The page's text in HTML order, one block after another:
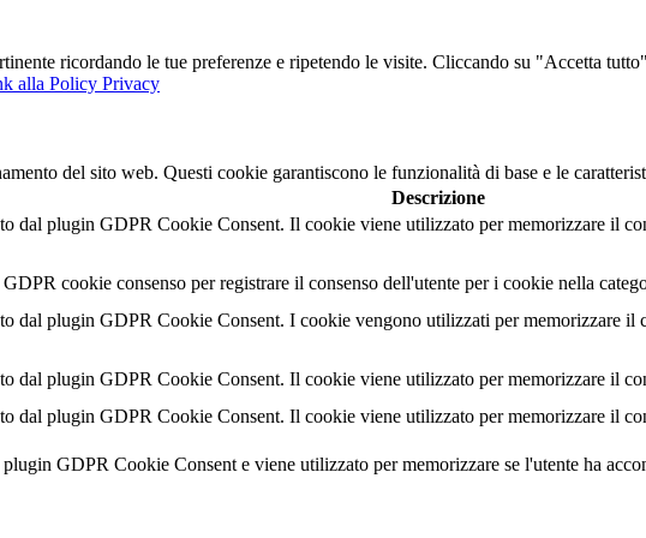
ricordando le tue preferenze e ripetendo le visite. Cliccando su "Accetta
alla Policy Privacy
del sito web. Questi cookie garantiscono le funzionalità di base e le
Descrizione
dal plugin GDPR Cookie Consent. Il cookie viene utilizzato per memorizzare il
cookie consenso per registrare il consenso dell'utente per i cookie nella
dal plugin GDPR Cookie Consent. I cookie vengono utilizzati per memorizzare il
dal plugin GDPR Cookie Consent. Il cookie viene utilizzato per memorizzare il
dal plugin GDPR Cookie Consent. Il cookie viene utilizzato per memorizzare il
GDPR Cookie Consent e viene utilizzato per memorizzare se l'utente ha